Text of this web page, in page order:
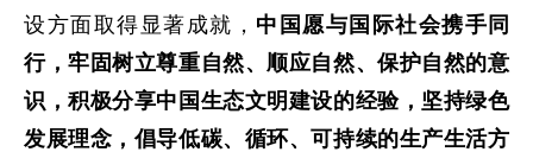
设方面取得显著成就， 中国愿与国际社会携手同
行，牢固树立尊重自然、顺应自然、保护自然的意
识，积极分享中国生态文明建设的经验，坚持绿色
发展理念，倡导低碳、循环、可持续的生产生活方